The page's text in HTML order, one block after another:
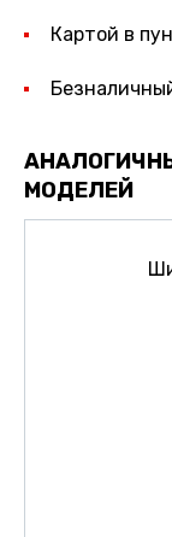
Картой в
МОДЕЛЕЙ